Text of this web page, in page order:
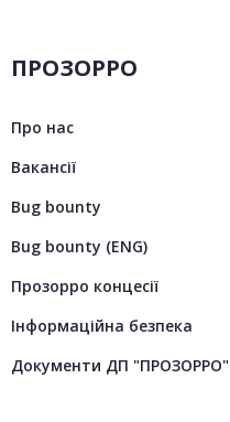
ПРОЗОРРО
Про нас
Вакансії
Bug bounty
Bug bounty (ENG)
Прозорро концесії
Інформаційна безпека
Документи ДП "ПРОЗОРРО"